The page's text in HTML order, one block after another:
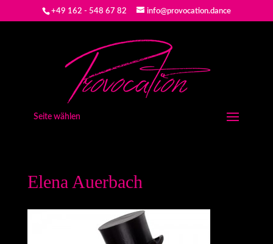
+49 162 - 548 67 82 info@provocation.dance
Seite wählen
Elena Auerbach